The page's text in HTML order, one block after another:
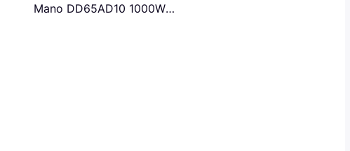
Mano DD65AD10 1000W